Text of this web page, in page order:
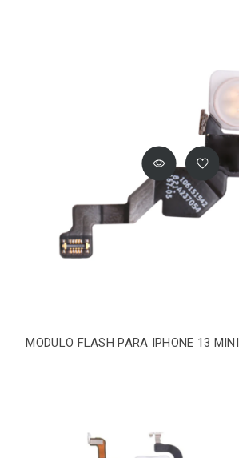
MODULO FLASH PARA IPHONE 13 MINI